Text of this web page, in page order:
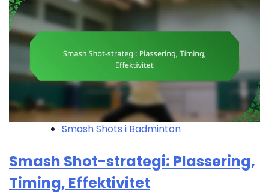
Smash Shots i Badminton
Smash Shot-strategi: Plassering,
Timing, Effektivitet